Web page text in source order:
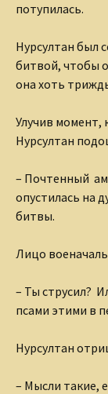
потупилась.
Нурсултан был
битвой, чтобы
она хоть
Улучив момент,
Нурсултан
– Почтенный
опустилась на
битвы.
Лицо
– Ты струсил?
псами этими в
Нурсултан
– Мысли такие,